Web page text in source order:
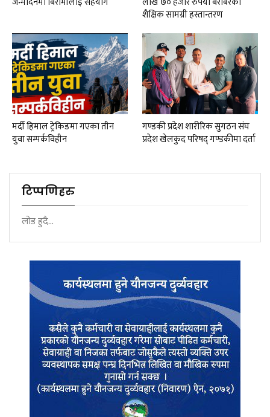
शैक्षिक सामग्री हस्तान्तरण
मर्दी हिमाल ट्रेकिङमा गएका तीन
युवा सम्पर्कविहीन
गण्डकी प्रदेश शारीरिक सुगठन संघ
प्रदेश खेलकुद परिषद् गण्डकीमा दर्ता
टिप्पणिहरु
लोड हुदै...